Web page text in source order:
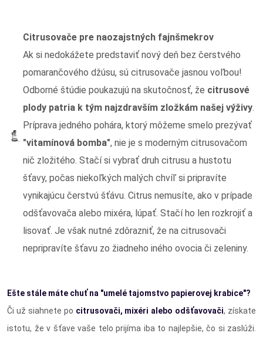
Citrusovače pre naozajstných fajnšmekrov
Ak si nedokážete predstaviť nový deň bez čerstvého
pomarančového džúsu, sú citrusovače jasnou voľbou!
Odborné štúdie poukazujú na skutočnosť, že citrusové
plody patria k tým najzdravším zložkám našej výživy.
Príprava jedného pohára, ktorý môžeme smelo prezývať
"vitamínová bomba", nie je s moderným citrusovačom
nič zložitého. Stačí si vybrať druh citrusu a hustotu
šťavy, počas niekoľkých malých chvíľ si pripravíte
vynikajúcu čerstvú šťávu. Citrus nemusíte, ako v prípade
odšťavovača alebo mixéra, lúpať. Stačí ho len rozkrojiť a
lisovať. Je však nutné zdôrazniť, že na citrusovači
nepripravíte šťavu zo žiadneho iného ovocia či zeleniny.
Ešte stále máte chuť na "umelé tajomstvo papierovej krabice"?
Či už siahnete po citrusovači, mixéri alebo odšťavovači, získate
istotu, že v šťave vaše telo prijíma iba to najlepšie, čo si zaslúži.